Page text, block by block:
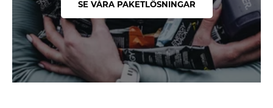
SE VÅRA PAKETLÖSNINGAR